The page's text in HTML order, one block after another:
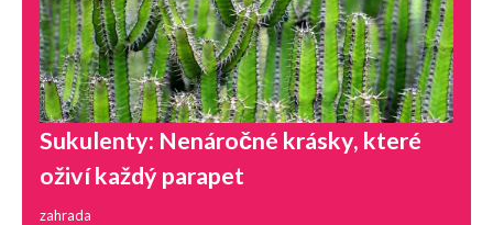
Sukulenty: Nenáročné krásky, které
oživí každý parapet
zahrada